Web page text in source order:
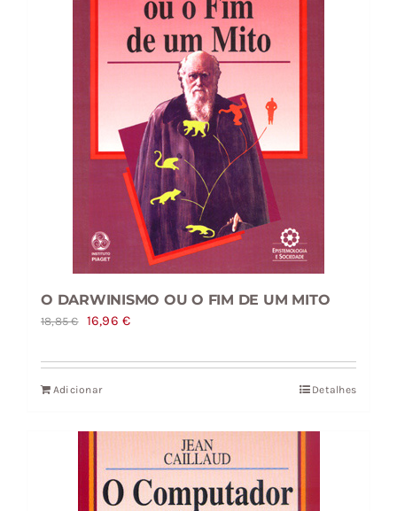
O DARWINISMO OU O FIM DE UM MITO
18,85€
O
original
era:
16,96€O
atual
Adicionar Detalhes